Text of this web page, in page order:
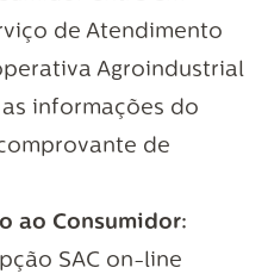
de Atendimento
Agroindustrial
informações do
de
ao Consumidor:
SAC on-line